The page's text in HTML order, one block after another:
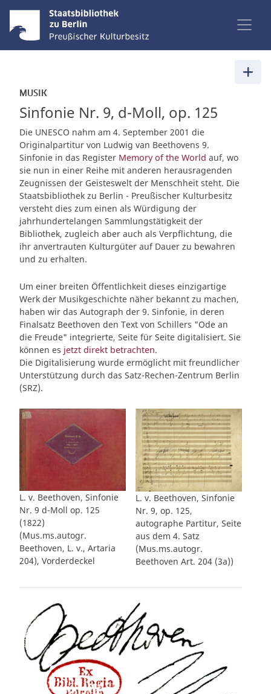
MUSIK
Sinfonie Nr. 9, d-Moll, op. 125
Die UNESCO nahm am 4. September 2001 die
Originalpartitur von Ludwig van Beethovens 9.
Sinfonie in das Register Memory of the World auf, wo
sie nun in einer Reihe mit anderen herausragenden
Zeugnissen der Geisteswelt der Menschheit steht. Die
Staatsbibliothek zu Berlin - Preußischer Kulturbesitz
versteht dies zum einen als Würdigung der
jahrhundertelangen Sammlungstätigkeit der
Bibliothek, zugleich aber auch als Verpflichtung, die
ihr anvertrauten Kulturgüter auf Dauer zu bewahren
und zu erhalten.
Um einer breiten Öffentlichkeit dieses einzigartige
Werk der Musikgeschichte näher bekannt zu machen,
haben wir das Autograph der 9. Sinfonie, in deren
Finalsatz Beethoven den Text von Schillers "Ode an
die Freude" integrierte, Seite für Seite digitalisiert. Sie
können es jetzt direkt betrachten.
Die Digitalisierung wurde ermöglicht mit freundlicher
Unterstützung durch das Satz-Rechen-Zentrum Berlin
(SRZ).
L. v. Beethoven, Sinfonie
Nr. 9 d-Moll op. 125
(1822)
(Mus.ms.autogr.
Beethoven, L. v., Artaria
204), Vorderdeckel
L. v. Beethoven, Sinfonie
Nr. 9, op. 125,
autographe Partitur, Seite
aus dem 4. Satz
(Mus.ms.autogr.
Beethoven Art. 204 (3a))